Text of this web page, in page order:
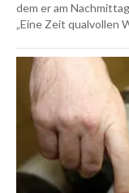
dem er am
„Eine Zeit qualvollen